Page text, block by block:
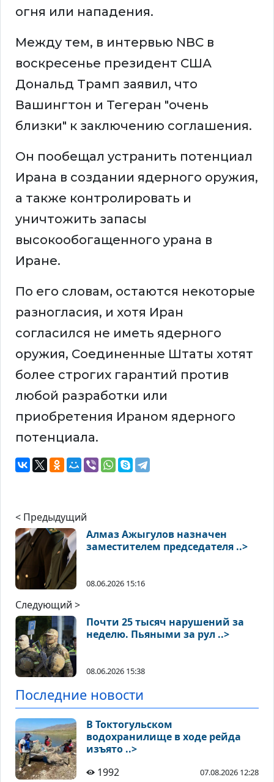
огня или нападения.
Между тем, в интервью NBC в
воскресенье президент США
Дональд Трамп заявил, что
Вашингтон и Тегеран "очень
близки" к заключению соглашения.
Он пообещал устранить потенциал
Ирана в создании ядерного оружия,
а также контролировать и
уничтожить запасы
высокообогащенного урана в
Иране.
По его словам, остаются некоторые
разногласия, и хотя Иран
согласился не иметь ‌ядерного
оружия, Соединенные Штаты хотят
более строгих гарантий против
любой разработки или
приобретения Ираном ядерного
потенциала.
< Предыдущий
Алмаз Ажыгулов назначен
заместителем председателя ..>
08.06.2026 15:16
Следующий >
Почти 25 тысяч нарушений за
неделю. Пьяными за рул ..>
08.06.2026 15:38
Последние новости
В Токтогульском
водохранилище в ходе рейда
изъято ..>
1992
07.08.2026 12:28